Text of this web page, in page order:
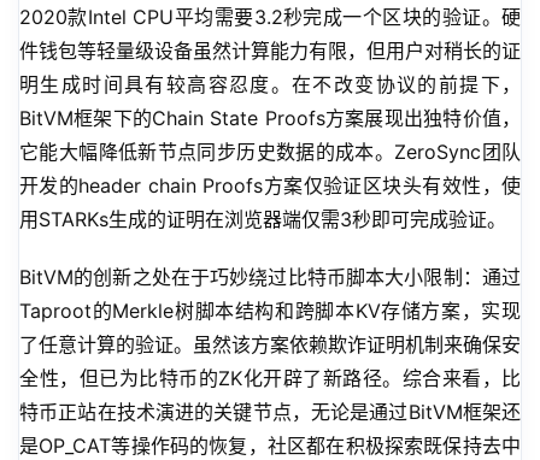
2020款Intel CPU平均需要3.2秒完成一个区块的验证。硬
件钱包等轻量级设备虽然计算能力有限，但用户对稍长的证
明生成时间具有较高容忍度。在不改变协议的前提下，
BitVM框架下的Chain State Proofs方案展现出独特价值，
它能大幅降低新节点同步历史数据的成本。ZeroSync团队
开发的header chain Proofs方案仅验证区块头有效性，使
用STARKs生成的证明在浏览器端仅需3秒即可完成验证。
BitVM的创新之处在于巧妙绕过比特币脚本大小限制：通过
Taproot的Merkle树脚本结构和跨脚本KV存储方案，实现
了任意计算的验证。虽然该方案依赖欺诈证明机制来确保安
全性，但已为比特币的ZK化开辟了新路径。综合来看，比
特币正站在技术演进的关键节点，无论是通过BitVM框架还
是OP_CAT等操作码的恢复，社区都在积极探索既保持去中